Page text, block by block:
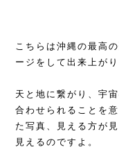
こちらは沖縄の最高
ージをして出来上がり
天と地に繋がり、宇
合わせられることを
た写真、見える方が
見えるのですよ。